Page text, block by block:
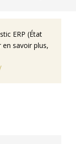
ERP (État
en savoir plus,